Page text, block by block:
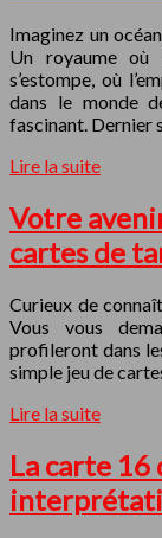
Imaginez un
Un royaume où
s’estompe, où
dans le monde
fascinant. Dernier
Lire la suite
Votre
cartes de
Curieux de
Vous vous
profileront dans
simple jeu de
Lire la suite
La carte